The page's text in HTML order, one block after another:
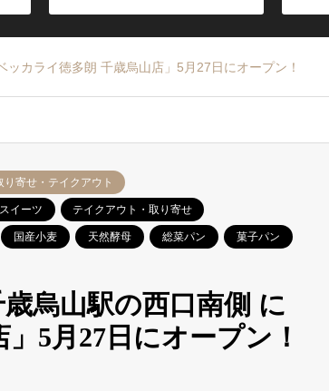
カライ徳多朗 千歳烏山店」5月27日にオープン！
り寄せ・テイクアウト
スイーツ テイクアウト・取り寄せ
国産小麦 天然酵母 総菜パン 菓子パン
烏山駅の西口南側 に
5月27日にオープン！